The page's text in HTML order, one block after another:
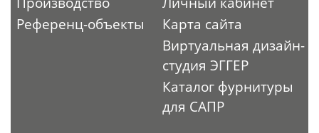
Референц-объекты
Карта сайта
Виртуальная дизайн-
студия ЭГГЕР
Каталог фурнитуры
для САПР